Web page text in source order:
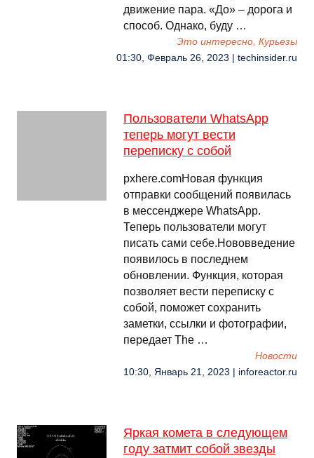
движение пара. «До» – дорога и
способ. Однако, буду …
Это интересно, Курьезы
01:30, Февраль 26, 2023 | techinsider.ru
Пользователи WhatsApp
теперь могут вести
переписку с собой
pxhere.comНовая функция
отправки сообщений появилась
в мессенджере WhatsApp.
Теперь пользователи могут
писать сами себе.Нововведение
появилось в последнем
обновлении. Функция, которая
позволяет вести переписку с
собой, поможет сохранить
заметки, ссылки и фотографии,
передает The …
Новости
10:30, Январь 21, 2023 | inforeactor.ru
Яркая комета в следующем
году затмит собой звезды